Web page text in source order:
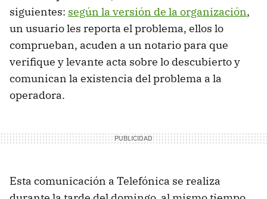
siguientes: según la versión de la organización,
un usuario les reporta el problema, ellos lo
comprueban, acuden a un notario para que
verifique y levante acta sobre lo descubierto y
comunican la existencia del problema a la
operadora.
Esta comunicación a Telefónica se realiza